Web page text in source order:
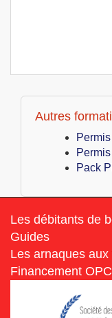
Autres
Pack
Les débitants de
Guides
Les arnaques
Financement